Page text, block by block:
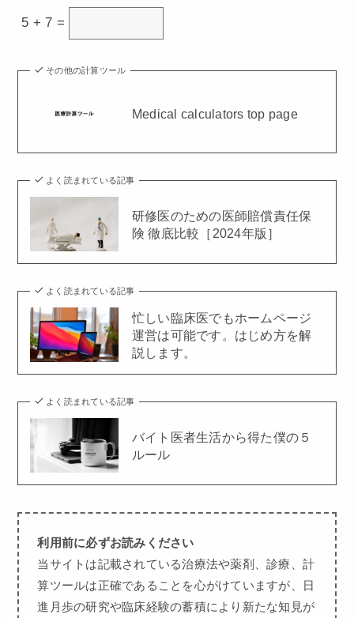
5 + 7 =
その他の計算ツール
Medical calculators top page
よく読まれている記事
研修医のための医師賠償責任保
険 徹底比較［2024年版］
よく読まれている記事
忙しい臨床医でもホームページ
運営は可能です。はじめ方を解
説します。
よく読まれている記事
バイト医者生活から得た僕の５
ルール
利用前に必ずお読みください
当サイトは記載されている治療法や薬剤、診療、計
算ツールは正確であることを心がけていますが、日
進月歩の研究や臨床経験の蓄積により新たな知見が